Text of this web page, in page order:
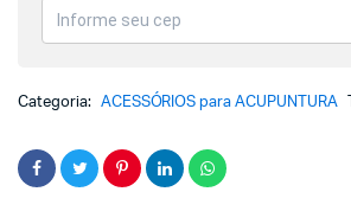
Categoria: ACESSÓRIOS para ACUPUNTURA